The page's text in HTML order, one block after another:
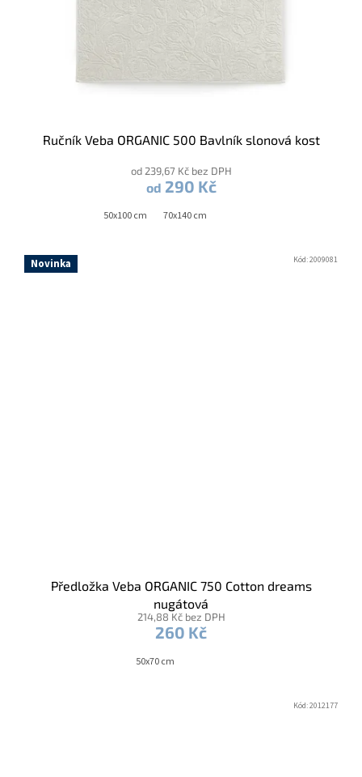
Ručník Veba ORGANIC 500 Bavlník slonová kost
od 239,67 Kč bez DPH
od 290 Kč
50x100 cm 70x140 cm
Novinka
Předložka Veba ORGANIC 750 Cotton dreams
nugátová
214,88 Kč bez DPH
260 Kč
50x70 cm
Kód:2009081
Kód:2012177